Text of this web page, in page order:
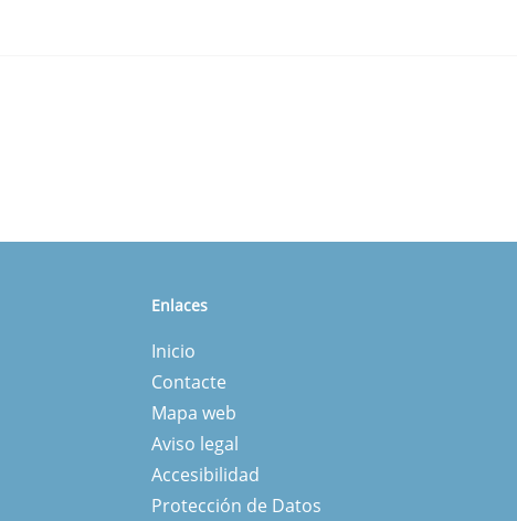
Enlaces
Inicio
Contacte
Mapa web
Aviso legal
Accesibilidad
Protección de Datos